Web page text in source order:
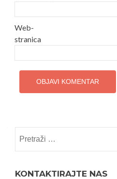
Web-
stranica
KONTAKTIRAJTE NAS